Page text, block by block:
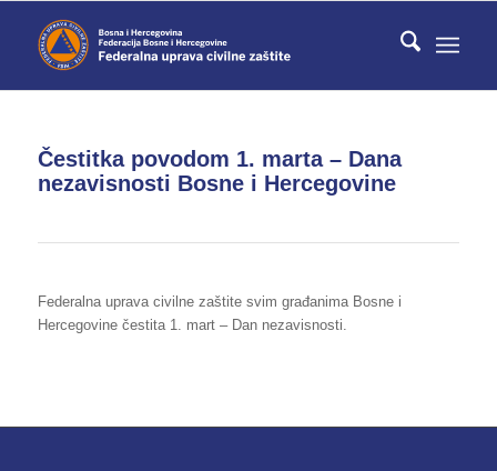
Čestitka povodom 1. marta – Dana
nezavisnosti Bosne i Hercegovine
Federalna uprava civilne zaštite svim građanima Bosne i
Hercegovine čestita 1. mart – Dan nezavisnosti.